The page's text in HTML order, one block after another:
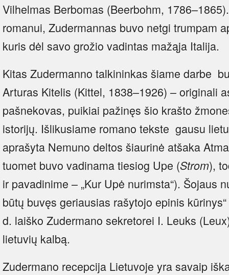
Vilhelmas Berbomas (Beerbohm,
romanui, Zudermannas buvo netgi trumpam
kuris dėl savo grožio vadintas mažąja Italija.
Kitas Zudermanno talkininkas šiame darbe
Arturas Kitelis (Kittel, 1838–1926) – originali
pašnekovas, puikiai pažinęs šio krašto
istorijų. Išlikusiame romano tekste gausu
aprašyta Nemuno deltos šiaurinė atšaka
tuomet buvo vadinama tiesiog Upe (Strom),
ir pavadinime – „Kur Upė nurimsta“). Šojaus
būtų buvęs geriausias rašytojo epinis
d. laiško Zudermano sekretorei I. Leuks
lietuvių kalbą.
Zudermano recepcija Lietuvoje yra savaip